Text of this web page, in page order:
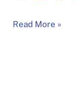
Comitiva
Read More »